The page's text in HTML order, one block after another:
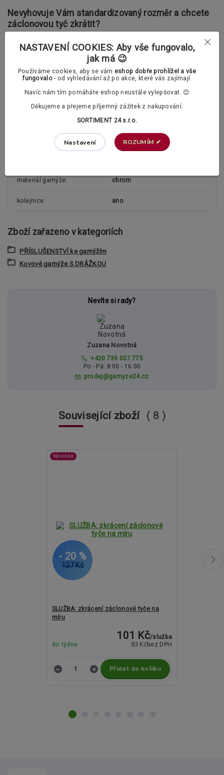
Nevyhovuje Vám standardizovaný rozměr a chcete
záclonovou tyč zkrátit?
Nevyhovuje nám naše služby, přesto byste
záclonovou tyč rádi zkrátili?
Připravili jsme pro Vás jednoduchého rádce:Jak efektivně a
materiál garnýže chrom
kolejnice ano
Zboží zařazeno v kategoriích
PŘÍSLUŠENSTVÍ ke garnýžím
Kovové garnýže S DRÁŽKOU
Nevíte si rady?
Zuzana Novotná
+420 739 007 775
Po - Pá: 8:00 - 16:00
prodej@garnyze24.cz
Související zboží 8
Novinka
127 Kč
- 20 %
SLUŽBA: zkrácení záclonové tyče na
míru
101 Kč/služba
83 Kč bez DPH
do týdne
Přidat do košíku
203 Kč
- 15 %
NASTAVENÍ COOKIES: Aby vše fungovalo,
jak má 😉
Používáme cookies, aby se vám eshop dobře prohlížel a vše
fungovalo- od vyhledávání až po akce, které vás zajímají.
Navíc nám tím pomáháte eshop neustále vylepšovat. 😊
Děkujeme a přejeme příjemný zážitek z nakupování.
SORTIMENT 24 s.r.o.
Nastavení ROZUMÍM ✔